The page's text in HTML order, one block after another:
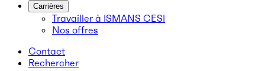
Carrières
Travailler à ISMANS CESI
Nos offres
Contact
Rechercher